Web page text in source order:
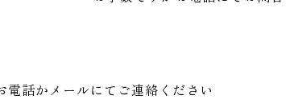
電話かメールにてご連絡ください